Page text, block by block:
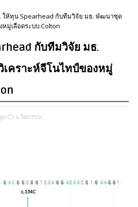
ให้ทุน Spearhead กับทีมวิจัย มธ. พัฒนาชุด
มู่เลือดระบบ Colton
กับทีมวิจัย มธ.
คราะห์จีโนไทป์ของหมู่
นวัตกรรม,